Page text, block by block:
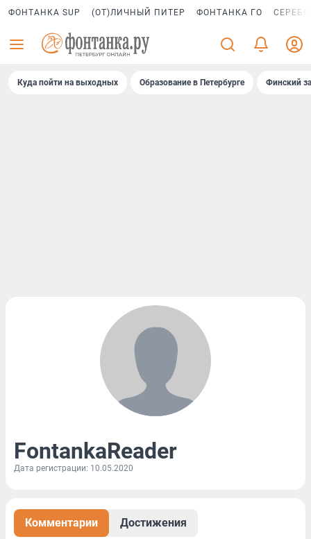
ФОНТАНКА SUP (ОТ)ЛИЧНЫЙ ПИТЕР ФОНТАНКА ГО
Куда пойти на выходных Образование в Петербурге Финский
FontankaReader
Дата регистрации: 10.05.2020
Комментарии Достижения